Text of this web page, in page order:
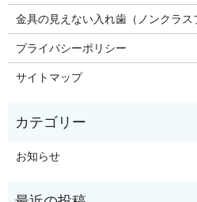
金具の見えない入れ歯（ノンクラス
プライバシーポリシー
サイトマップ
お知らせ